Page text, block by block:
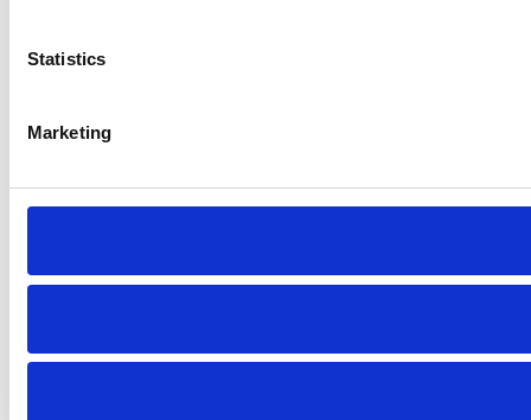
Statistics
Marketing